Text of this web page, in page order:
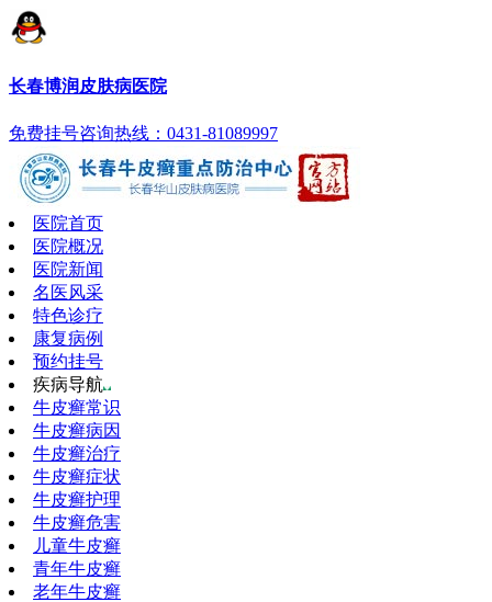
长春博润皮肤病医院
免费挂号咨询热线：0431-81089997
医院首页
医院概况
医院新闻
名医风采
特色诊疗
康复病例
预约挂号
疾病导航
牛皮癣常识
牛皮癣病因
牛皮癣治疗
牛皮癣症状
牛皮癣护理
牛皮癣危害
儿童牛皮癣
青年牛皮癣
老年牛皮癣